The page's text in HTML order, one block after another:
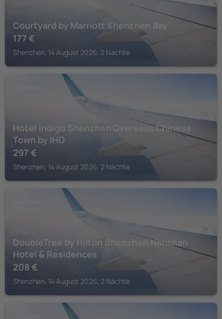
Courtyard by Marriott Shenzhen Bay
177 €
Shenzhen, 14 August 2026, 2 Nächte
Hotel Indigo Shenzhen Overseas Chinese
Town by IHG
297 €
Shenzhen, 14 August 2026, 2 Nächte
DoubleTree by Hilton Shenzhen Nanshan
Hotel & Residences
208 €
Shenzhen, 14 August 2026, 2 Nächte